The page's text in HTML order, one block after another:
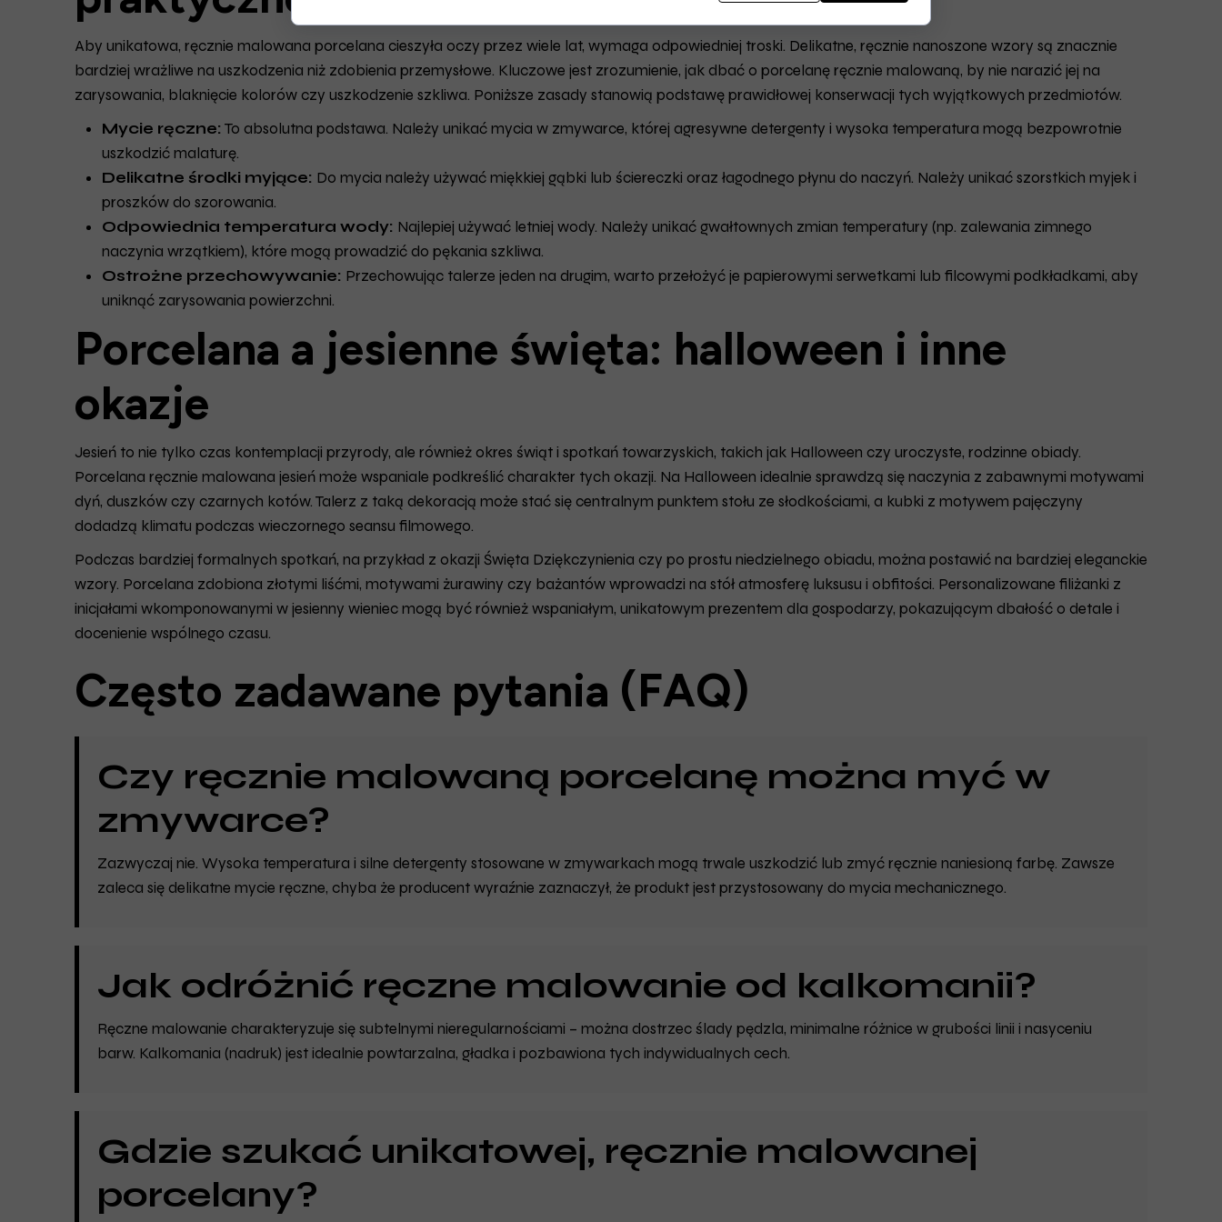
Aby unikatowa, ręcznie malowana porcelana cieszyła oczy przez wiele lat, wymaga odpowiedniej troski. Delikatne, ręcznie nanoszone wzory są znacznie
bardziej wrażliwe na uszkodzenia niż zdobienia przemysłowe. Kluczowe jest zrozumienie, jak dbać o porcelanę ręcznie malowaną, by nie narazić jej na
zarysowania, blaknięcie kolorów czy uszkodzenie szkliwa. Poniższe zasady stanowią podstawę prawidłowej konserwacji tych wyjątkowych przedmiotów.
Mycie ręczne: To absolutna podstawa. Należy unikać mycia w zmywarce, której agresywne detergenty i wysoka temperatura mogą bezpowrotnie
uszkodzić malaturę.
Delikatne środki myjące: Do mycia należy używać miękkiej gąbki lub ściereczki oraz łagodnego płynu do naczyń. Należy unikać szorstkich myjek i
proszków do szorowania.
Odpowiednia temperatura wody: Najlepiej używać letniej wody. Należy unikać gwałtownych zmian temperatury (np. zalewania zimnego
naczynia wrzątkiem), które mogą prowadzić do pękania szkliwa.
Ostrożne przechowywanie: Przechowując talerze jeden na drugim, warto przełożyć je papierowymi serwetkami lub filcowymi podkładkami, aby
uniknąć zarysowania powierzchni.
Porcelana a jesienne święta: halloween i inne
okazje
Jesień to nie tylko czas kontemplacji przyrody, ale również okres świąt i spotkań towarzyskich, takich jak Halloween czy uroczyste, rodzinne obiady.
Porcelana ręcznie malowana jesień może wspaniale podkreślić charakter tych okazji. Na Halloween idealnie sprawdzą się naczynia z zabawnymi motywami
dyń, duszków czy czarnych kotów. Talerz z taką dekoracją może stać się centralnym punktem stołu ze słodkościami, a kubki z motywem pajęczyny
dodadzą klimatu podczas wieczornego seansu filmowego.
Podczas bardziej formalnych spotkań, na przykład z okazji Święta Dziękczynienia czy po prostu niedzielnego obiadu, można postawić na bardziej eleganckie
wzory. Porcelana zdobiona złotymi liśćmi, motywami żurawiny czy bażantów wprowadzi na stół atmosferę luksusu i obfitości. Personalizowane filiżanki z
inicjałami wkomponowanymi w jesienny wieniec mogą być również wspaniałym, unikatowym prezentem dla gospodarzy, pokazującym dbałość o detale i
docenienie wspólnego czasu.
Często zadawane pytania (FAQ)
Czy ręcznie malowaną porcelanę można myć w
zmywarce?
Zazwyczaj nie. Wysoka temperatura i silne detergenty stosowane w zmywarkach mogą trwale uszkodzić lub zmyć ręcznie naniesioną farbę. Zawsze
zaleca się delikatne mycie ręczne, chyba że producent wyraźnie zaznaczył, że produkt jest przystosowany do mycia mechanicznego.
Jak odróżnić ręczne malowanie od kalkomanii?
Ręczne malowanie charakteryzuje się subtelnymi nieregularnościami – można dostrzec ślady pędzla, minimalne różnice w grubości linii i nasyceniu
barw. Kalkomania (nadruk) jest idealnie powtarzalna, gładka i pozbawiona tych indywidualnych cech.
Gdzie szukać unikatowej, ręcznie malowanej
porcelany?